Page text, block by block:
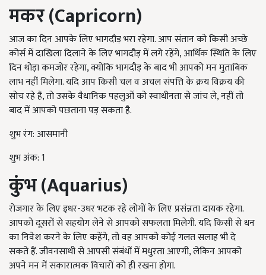
मकर(Capricorn)
आज का दिन आपके लिए भागदौड़ भरा रहेगा. आप संतान को किसी अच्छे
कोर्स में दाखिला दिलाने के लिए भागदौड़ में लगे रहेंगे, आर्थिक स्थिति के लिए
दिन थोड़ा कमजोर रहेगा, क्योंकि भागदौड़ के बाद भी आपको मन मुताबिक
लाभ नहीं मिलेगा. यदि आप किसी चल व अचल संपत्ति के क्रय विक्रय की
सोच रहे हैं, तो उसके वैधानिक पहलुओं को स्वाधीनता से जांच ले, नहीं तो
बाद में आपको पछताना पड़ सकता है.
शुभ रंग: आसमानी
शुभ अंक: 1
कुंभ (Aquarius)
रोजगार के लिए इधर-उधर भटक रहे लोगों के लिए प्रसंन्नता दायक रहेगा.
आपको दूसरों से सहयोग लेने से आपको सफलता मिलेगी. यदि किसी से धन
का निवेश करने के लिए कहेंगे, तो वह आपको कोई गलत सलाह भी दे
सकते हैं. जीवनसाथी से आपसी संबंधों में मधुरता आएगी, लेकिन आपको
अपने मन में सकारात्मक विचारों को ही रखना होगा.